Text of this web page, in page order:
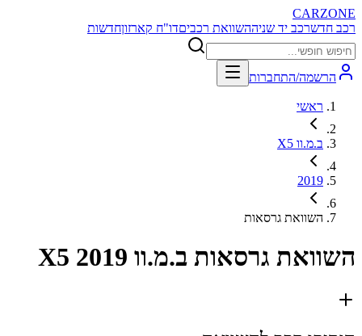
CARZONE
רכב חדשרכב יד שניההשוואת רכביםדו"ח קארזוןחדשות
הרשמה/התחברות
ראשי
ב.מ.וו X5
2019
השוואת גרסאות
השוואת גרסאות ב.מ.וו X5 2019